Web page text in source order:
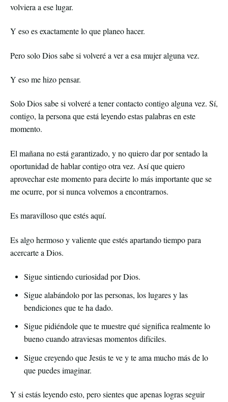
volviera a ese lugar.
Y eso es exactamente lo que planeo hacer.
Pero solo Dios sabe si volveré a ver a esa mujer alguna vez.
Y eso me hizo pensar.
Solo Dios sabe si volveré a tener contacto contigo alguna vez. Sí,
contigo, la persona que está leyendo estas palabras en este
momento.
El mañana no está garantizado, y no quiero dar por sentado la
oportunidad de hablar contigo otra vez. Así que quiero
aprovechar este momento para decirte lo más importante que se
me ocurre, por si nunca volvemos a encontrarnos.
Es maravilloso que estés aquí.
Es algo hermoso y valiente que estés apartando tiempo para
acercarte a Dios.
Sigue sintiendo curiosidad por Dios.
Sigue alabándolo por las personas, los lugares y las
bendiciones que te ha dado.
Sigue pidiéndole que te muestre qué significa realmente lo
bueno cuando atraviesas momentos difíciles.
Sigue creyendo que Jesús te ve y te ama mucho más de lo
que puedes imaginar.
Y si estás leyendo esto, pero sientes que apenas logras seguir